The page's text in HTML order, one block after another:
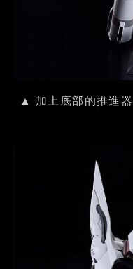
▲ 加上底部的推進